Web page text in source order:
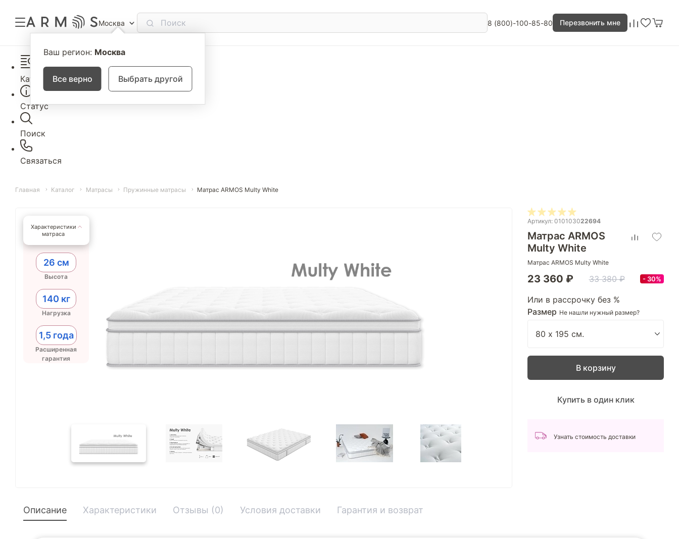
Москва
Ваш регион: Москва
Все верно Выбрать другой
8 (800)-100-85-80 Перезвонить мне
Каталог
Статус
Поиск
Связаться
Главная Каталог Матрасы Пружинные матрасы Матрас ARMOS Multy White
Характеристики
матраса
26 см
Высота
140 кг
Нагрузка
1,5 года
Расширенная
гарантия
Артикул: 010103022694
Матрас ARMOS
Multy White
Матрас ARMOS Multy White
23 360 ₽ 33 380 ₽ 30%
Или в рассрочку без %
Размер Не нашли нужный размер?
В корзину
Купить в один клик
Узнать стоимость доставки
Описание Характеристики Отзывы (0) Условия доставки Гарантия и возврат